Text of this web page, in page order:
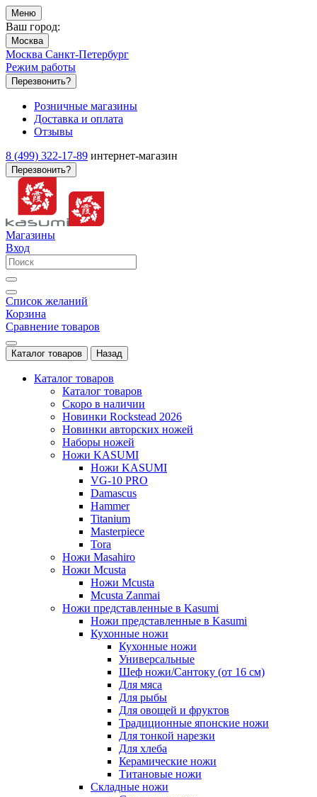
Меню
Ваш город:
Москва
Москва Санкт-Петербург
Режим работы
Перезвонить?
Розничные магазины
Доставка и оплата
Отзывы
8 (499) 322-17-89 интернет-магазин
Перезвонить?
Магазины
Вход
Список желаний
Корзина
Сравнение товаров
Каталог товаров Назад
Каталог товаров
Каталог товаров
Скоро в наличии
Новинки Rockstead 2026
Новинки авторских ножей
Наборы ножей
Ножи KASUMI
Ножи KASUMI
VG-10 PRO
Damascus
Hammer
Titanium
Masterpiece
Tora
Ножи Masahiro
Ножи Mcusta
Ножи Mcusta
Mcusta Zanmai
Ножи представленные в Kasumi
Ножи представленные в Kasumi
Кухонные ножи
Кухонные ножи
Универсальные
Шеф ножи/Сантоку (от 16 см)
Для мяса
Для рыбы
Для овощей и фруктов
Традиционные японские ножи
Для тонкой нарезки
Для хлеба
Керамические ножи
Титановые ножи
Складные ножи